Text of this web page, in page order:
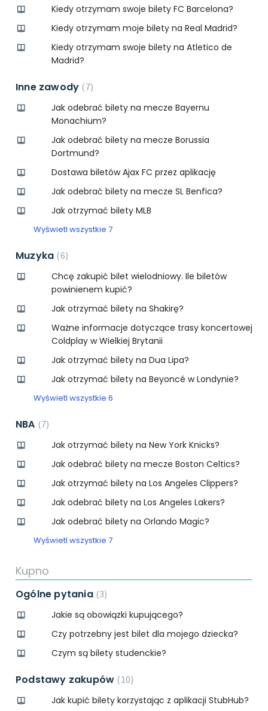
Kiedy otrzymam swoje bilety FC Barcelona?
Kiedy otrzymam moje bilety na Real Madrid?
Kiedy otrzymam swoje bilety na Atletico de
Madrid?
Inne zawody 7
Jak odebrać bilety na mecze Bayernu
Monachium?
Jak odebrać bilety na mecze Borussia
Dortmund?
Dostawa biletów Ajax FC przez aplikację
Jak odebrać bilety na mecze SL Benfica?
Jak otrzymać bilety MLB
Wyświetl wszystkie 7
Muzyka 6
Chcę zakupić bilet wielodniowy. Ile biletów
powinienem kupić?
Jak otrzymać bilety na Shakirę?
Ważne informacje dotyczące trasy koncertowej
Coldplay w Wielkiej Brytanii
Jak otrzymać bilety na Dua Lipa?
Jak otrzymać bilety na Beyoncé w Londynie?
Wyświetl wszystkie 6
NBA 7
Jak otrzymać bilety na New York Knicks?
Jak odebrać bilety na mecze Boston Celtics?
Jak otrzymać bilety na Los Angeles Clippers?
Jak odebrać bilety na Los Angeles Lakers?
Jak odebrać bilety na Orlando Magic?
Wyświetl wszystkie 7
Kupno
Ogólne pytania 3
Jakie są obowiązki kupującego?
Czy potrzebny jest bilet dla mojego dziecka?
Czym są bilety studenckie?
Podstawy zakupów 10
Jak kupić bilety korzystając z aplikacji StubHub?